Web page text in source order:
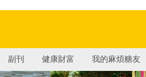
副刊 健康財富 我的麻煩糖友